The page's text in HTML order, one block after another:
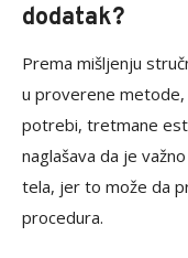
dodatak?
Prema mišljenju
u proverene metode,
potrebi, tretmane
naglašava da je
tela, jer to može da
procedura.